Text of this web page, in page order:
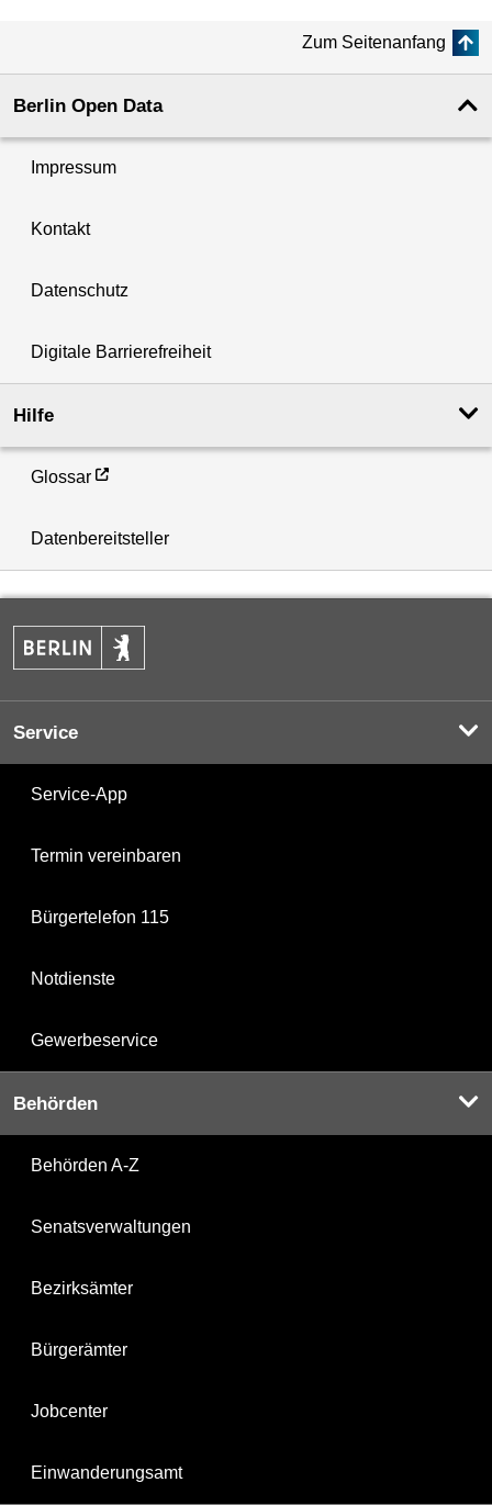
Zum Seitenanfang
Berlin Open Data
Impressum
Kontakt
Datenschutz
Digitale Barrierefreiheit
Hilfe
Glossar
Datenbereitsteller
Service
Service-App
Termin vereinbaren
Bürgertelefon 115
Notdienste
Gewerbeservice
Behörden
Behörden A-Z
Senatsverwaltungen
Bezirksämter
Bürgerämter
Jobcenter
Einwanderungsamt